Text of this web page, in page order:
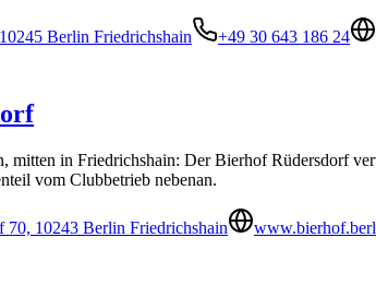
Berlin Friedrichshain +49 30 643 186 24
mitten in Friedrichshain: Der Bierhof Rüdersdorf
vom Clubbetrieb nebenan.
70, 10243 Berlin Friedrichshain